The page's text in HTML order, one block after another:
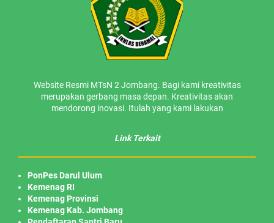
Website Resmi MTsN 2 Jombang. Bagi kami kreativitas
merupakan gerbang masa depan. Kreativitas akan
mendorong inovasi. Itulah yang kami lakukan
Link Terkait
PonPes Darul Ulum
Kemenag RI
Kemenag Provinsi
Kemenag Kab. Jombang